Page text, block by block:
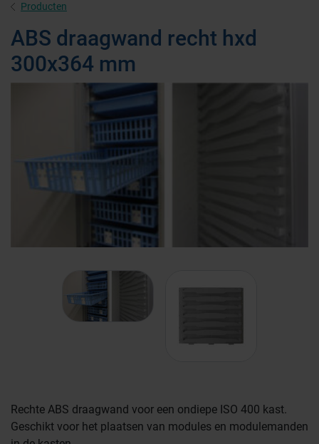
Producten
ABS draagwand recht hxd
300x364 mm
Rechte ABS draagwand voor een ondiepe ISO 400 kast.
Geschikt voor het plaatsen van modules en modulemanden